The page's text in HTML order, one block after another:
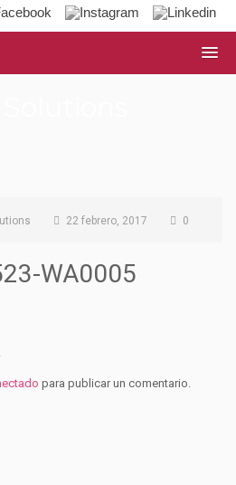
22 febrero, 2017 0
WA0005
para publicar un comentario.